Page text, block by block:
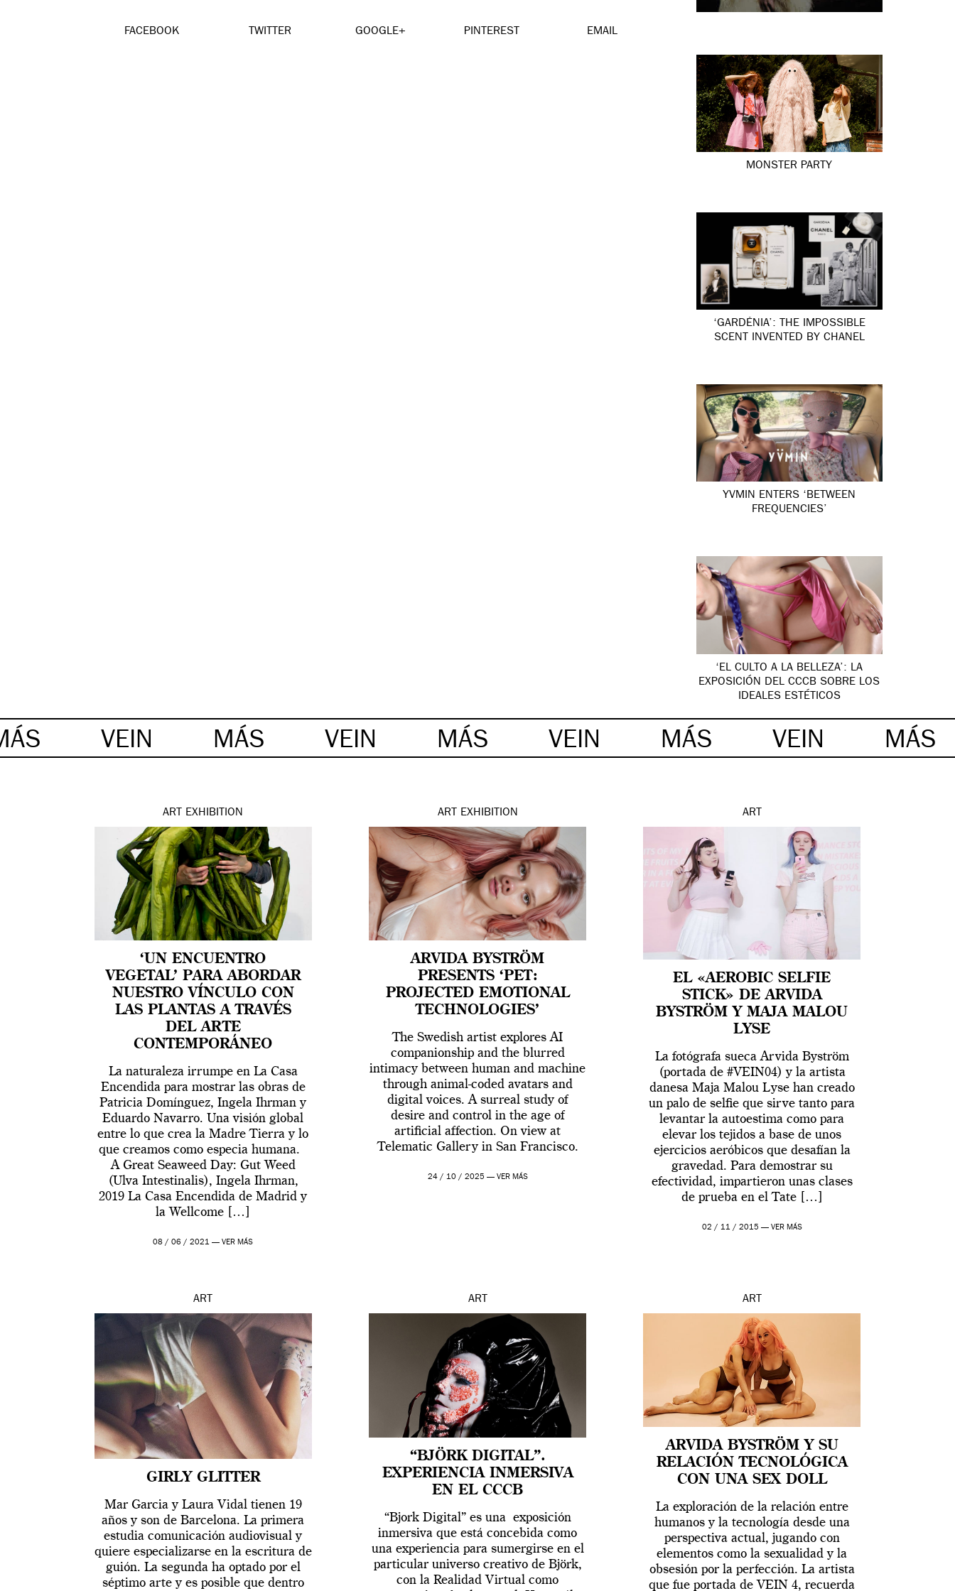
FACEBOOK TWITTER GOOGLE+ PINTEREST EMAIL
MONSTER PARTY
‘GARDÉNIA’: THE IMPOSSIBLE
SCENT INVENTED BY CHANEL
YVMIN ENTERS ‘BETWEEN
FREQUENCIES’
‘EL CULTO A LA BELLEZA’: LA
EXPOSICIÓN DEL CCCB SOBRE LOS
IDEALES ESTÉTICOS
VEIN MÁS VEIN MÁS VEIN MÁS VEIN MÁS
ART EXHIBITION
‘UN ENCUENTRO
VEGETAL’ PARA ABORDAR
NUESTRO VÍNCULO CON
LAS PLANTAS A TRAVÉS
DEL ARTE
CONTEMPORÁNEO
La naturaleza irrumpe en La Casa
Encendida para mostrar las obras de
Patricia Domínguez, Ingela Ihrman y
Eduardo Navarro. Una visión global
entre lo que crea la Madre Tierra y lo
que creamos como especia humana.
A Great Seaweed Day: Gut Weed
(Ulva Intestinalis), Ingela Ihrman,
2019 La Casa Encendida de Madrid y
la Wellcome […]
08 / 06 / 2021 —VER MÁS
ART EXHIBITION
ARVIDA BYSTRÖM
PRESENTS ‘PET:
PROJECTED EMOTIONAL
TECHNOLOGIES’
The Swedish artist explores AI
companionship and the blurred
intimacy between human and machine
through animal-coded avatars and
digital voices. A surreal study of
desire and control in the age of
artificial affection. On view at
Telematic Gallery in San Francisco.
24 / 10 / 2025 — VER MÁS
ART
EL «AEROBIC SELFIE
STICK» DE ARVIDA
BYSTRÖM Y MAJA MALOU
LYSE
La fotógrafa sueca Arvida Byström
(portada de #VEIN04) y la artista
danesa Maja Malou Lyse han creado
un palo de selfie que sirve tanto para
levantar la autoestima como para
elevar los tejidos a base de unos
ejercicios aeróbicos que desafían la
gravedad. Para demostrar su
efectividad, impartieron unas clases
de prueba en el Tate […]
02 / 11 / 2015 — VER MÁS
ART
GIRLY GLITTER
Mar Garcia y Laura Vidal tienen 19
años y son de Barcelona. La primera
estudia comunicación audiovisual y
quiere especializarse en la escritura de
guión. La segunda ha optado por el
séptimo arte y es posible que dentro
ART
“BJÖRK DIGITAL”.
EXPERIENCIA INMERSIVA
EN EL CCCB
“Bjork Digital” es una exposición
inmersiva que está concebida como
una experiencia para sumergirse en el
particular universo creativo de Björk,
con la Realidad Virtual como
ART
ARVIDA BYSTRÖM Y SU
RELACIÓN TECNOLÓGICA
CON UNA SEX DOLL
La exploración de la relación entre
humanos y la tecnología desde una
perspectiva actual, jugando con
elementos como la sexualidad y la
obsesión por la perfección. La artista
que fue portada de VEIN 4, recuerda